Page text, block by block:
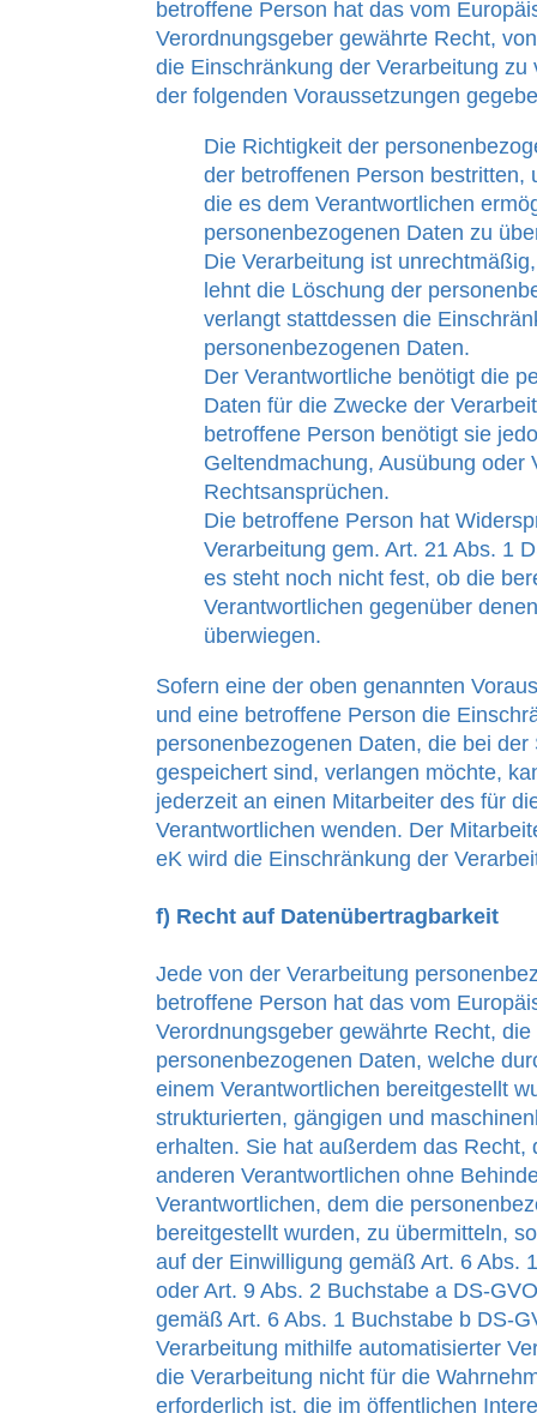
betroffene Person hat das vom
Verordnungsgeber gewährte Recht,
die Einschränkung der Verarbeitung zu
der folgenden Voraussetzungen
Die Richtigkeit der
der betroffenen Person bestritten,
die es dem Verantwortlichen
personenbezogenen Daten zu
Die Verarbeitung ist
lehnt die Löschung der
verlangt stattdessen die
personenbezogenen Daten.
Der Verantwortliche benötigt die
Daten für die Zwecke der
betroffene Person benötigt sie
Geltendmachung, Ausübung oder
Rechtsansprüchen.
Die betroffene Person hat
Verarbeitung gem. Art. 21 Abs. 1
es steht noch nicht fest, ob die
Verantwortlichen gegenüber
überwiegen.
Sofern eine der oben genannten
und eine betroffene Person die
personenbezogenen Daten, die bei
gespeichert sind, verlangen möchte,
jederzeit an einen Mitarbeiter des für
Verantwortlichen wenden. Der
eK wird die Einschränkung der
f) Recht auf Datenübertragbarkeit
Jede von der Verarbeitung
betroffene Person hat das vom
Verordnungsgeber gewährte Recht,
personenbezogenen Daten, welche
einem Verantwortlichen bereitgestellt
strukturierten, gängigen und
erhalten. Sie hat außerdem das Recht,
anderen Verantwortlichen ohne
Verantwortlichen, dem die
bereitgestellt wurden, zu übermitteln,
auf der Einwilligung gemäß Art. 6 Abs.
oder Art. 9 Abs. 2 Buchstabe a DS-
gemäß Art. 6 Abs. 1 Buchstabe b DS-
Verarbeitung mithilfe automatisierter
die Verarbeitung nicht für die
erforderlich ist, die im öffentlichen